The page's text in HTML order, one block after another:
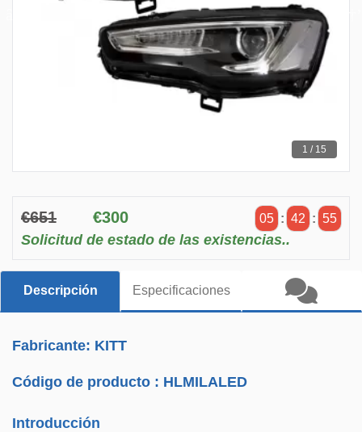
1 / 15
€651 €300 05 : 42 : 55
Solicitud de estado de las existencias..
Descripción Especificaciones
Fabricante: KITT
Código de producto : HLMILALED
Introducción